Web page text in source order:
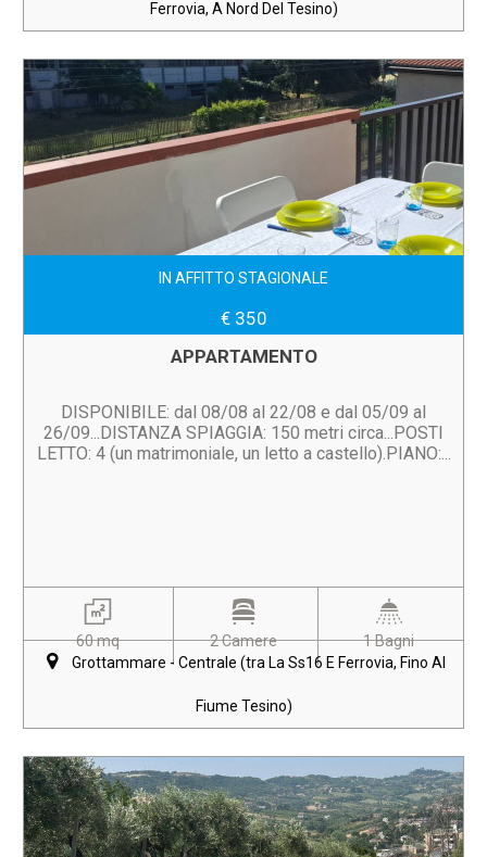
Ferrovia, A Nord Del Tesino)
IN AFFITTO STAGIONALE
€ 350
APPARTAMENTO
DISPONIBILE: dal 08/08 al 22/08 e dal 05/09 al
26/09...DISTANZA SPIAGGIA: 150 metri circa...POSTI
LETTO: 4 (un matrimoniale, un letto a castello).PIANO:...
60 mq 2 Camere
1 Bagni
Grottammare - Centrale (tra La Ss16 E Ferrovia, Fino Al
Fiume Tesino)